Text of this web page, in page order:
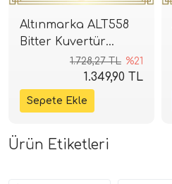
Altınmarka ALT558
Bitter Kuvertür
Çikolata 2,5kg (%55)
1.728,27 TL %21
1.349,90 TL
Ürün Etiketleri